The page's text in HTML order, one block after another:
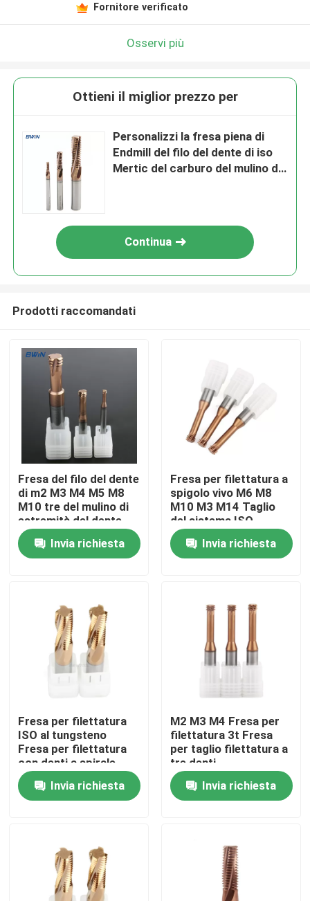
Casa
Prodotti
Chi siamo
Giro della fabbrica
Controllo di qualità
Contattaci
Richiedi un preventivo
Inserzioni del carburo di tungsteno
Fornitore verificato
Osservi più
Ottieni il miglior prezzo per
Personalizzi la fresa piena di
Endmill del filo del dente di iso
Mertic del carburo del mulino di
Continua
Prodotti raccomandati
Fresa del filo del dente
di m2 M3 M4 M5 M8
M10 tre del mulino di
estremità del dente
HRC55 3
Invia richiesta
Fresa per filettatura a
spigolo vivo M6 M8
M10 M3 M14 Taglio
del sistema ISO
Invia richiesta
Fresa per filettatura
ISO al tungsteno
Fresa per filettatura
con denti a spirale
completa
Invia richiesta
M2 M3 M4 Fresa per
filettatura 3t Fresa
per taglio filettatura a
tre denti
Invia richiesta